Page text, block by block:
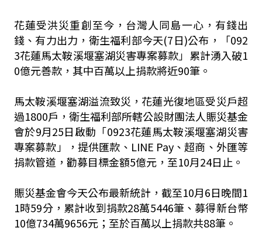
花蓮受洪災重創至今，台灣人同島一心，有錢出
錢、有力出力，衛生福利部今天(7日)公布，「092
3花蓮馬太鞍溪堰塞湖災害專案募款」累計湧入破1
0億元善款，其中百萬以上捐款將近90筆。
馬太鞍溪堰塞湖溢流致災，花蓮光復地區受災戶超
過1800戶，衛生福利部所轄公設財團法人賑災基金
會於9月25日啟動「0923花蓮馬太鞍溪堰塞湖災害
專案募款」，提供匯款、LINE Pay、超商、外匯等
捐款管道，勸募目標金額5億元，至10月24日止。
賑災基金會今天公布最新統計，截至10月6日晚間1
1時59分，累計收到捐款28萬5446筆、募得新台幣
10億734萬9656元；至於百萬以上捐款共88筆。